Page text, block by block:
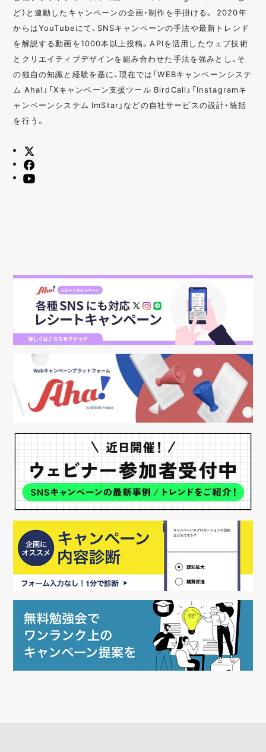
ど）と連動したキャンペーンの企画・制作を手掛ける。 2020年
からはYouTubeにて、SNSキャンペーンの手法や最新トレンド
を解説する動画を1000本以上投稿。APIを活用したウェブ技術
とクリエイティブデザインを組み合わせた手法を強みとし、そ
の独自の知識と経験を基に、現在では「WEBキャンペーンシステ
ム Aha!」「Xキャンペーン支援ツール BirdCall」「Instagramキ
ャンペーンシステム ImStar」などの自社サービスの設計・統括
を行う。